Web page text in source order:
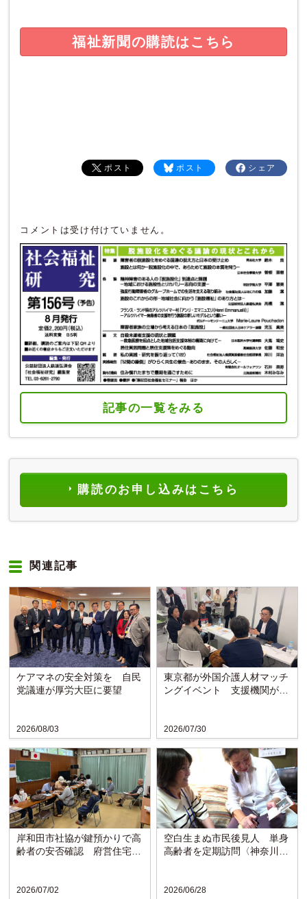
福祉新聞の購読はこちら
シェア
ポスト
ポスト
コメントは受け付けていません。
記事の一覧をみる
購読のお申し込みはこちら
関連記事
2026/08/03
ケアマネの安全対策を 自民
党議連が厚労大臣に要望
2026/07/30
東京都が外国介護人材マッチ
ングイベント 支援機関が課
2026/07/02
岸和田市社協が鍵預かりで高
齢者の安否確認 府営住宅で
2026/06/28
空白生まぬ市民後見人 単身
高齢者を定期訪問〈神奈川・